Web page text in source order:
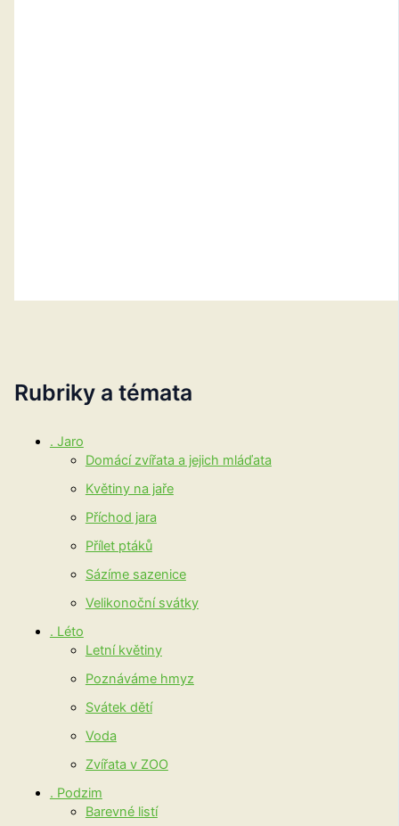
Rubriky a témata
. Jaro
Domácí zvířata a jejich mláďata
Květiny na jaře
Příchod jara
Přílet ptáků
Sázíme sazenice
Velikonoční svátky
. Léto
Letní květiny
Poznáváme hmyz
Svátek dětí
Voda
Zvířata v ZOO
. Podzim
Barevné listí